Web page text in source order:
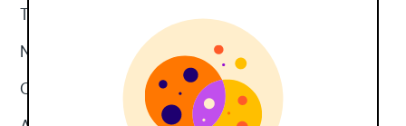
Thérapie d'acceptation et d'engagement
Neuropsychologie
CNV